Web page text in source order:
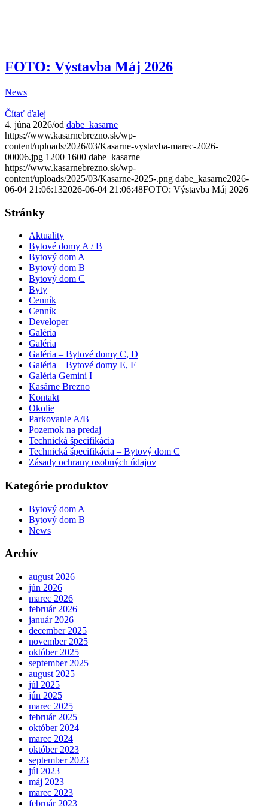
FOTO: Výstavba Máj 2026
News
Čítať ďalej
4. júna 2026/od dabe_kasarne
https://www.kasarnebrezno.sk/wp-
content/uploads/2026/03/Kasarne-vystavba-marec-2026-
00006.jpg 1200 1600 dabe_kasarne
https://www.kasarnebrezno.sk/wp-
content/uploads/2025/03/Kasarne-2025-.png dabe_kasarne2026-
06-04 21:06:132026-06-04 21:06:48FOTO: Výstavba Máj 2026
Stránky
Aktuality
Bytové domy A / B
Bytový dom A
Bytový dom B
Bytový dom C
Byty
Cenník
Cenník
Developer
Galéria
Galéria
Galéria – Bytové domy C, D
Galéria – Bytové domy E, F
Galéria Gemini I
Kasárne Brezno
Kontakt
Okolie
Parkovanie A/B
Pozemok na predaj
Technická špecifikácia
Technická špecifikácia – Bytový dom C
Zásady ochrany osobných údajov
Kategórie produktov
Bytový dom A
Bytový dom B
News
Archív
august 2026
jún 2026
marec 2026
február 2026
január 2026
december 2025
november 2025
október 2025
september 2025
august 2025
júl 2025
jún 2025
marec 2025
február 2025
október 2024
marec 2024
október 2023
september 2023
júl 2023
máj 2023
marec 2023
február 2023